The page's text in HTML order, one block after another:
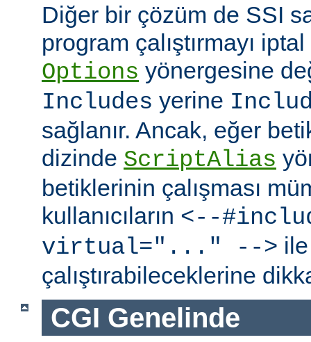
Diğer bir çözüm de SSI
program çalıştırmayı
Options yönergesine
Includes yerine
sağlanır. Ancak, eğer
dizinde ScriptAlias
betiklerinin çalışması
kullanıcıların <--
virtual="..." -->
çalıştırabileceklerine
CGI Genelinde